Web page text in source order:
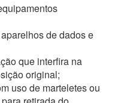
de dados e
que interfira na
original;
uso de marteletes ou